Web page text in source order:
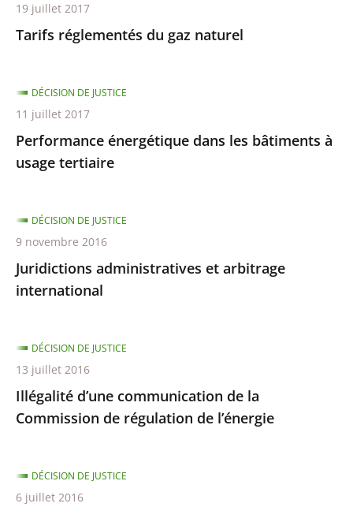
Tarifs réglementés du gaz naturel
19 juillet 2017
Performance énergétique dans les bâtiments à
usage tertiaire
DÉCISION DE JUSTICE
11 juillet 2017
Juridictions administratives et arbitrage
international
DÉCISION DE JUSTICE
9 novembre 2016
Illégalité d’une communication de la
Commission de régulation de l’énergie
DÉCISION DE JUSTICE
13 juillet 2016
DÉCISION DE JUSTICE
6 juillet 2016